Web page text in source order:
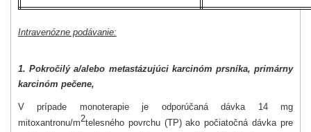
Intravenózne podávanie:
1. Pokročilý a/alebo metastázujúci karcinóm prsníka, primárny
karcinóm pečene,
V prípade monoterapie je odporúčaná dávka 14 mg
mitoxantronu/m2telesného povrchu (TP) ako počiatočná dávka pre